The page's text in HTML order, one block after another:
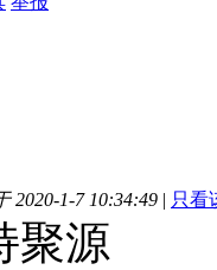
2020-1-7 10:34:49 | 只看
聚源